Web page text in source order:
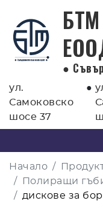
●
ул.
Самоковско
шосе 37
●
Начало
Полиращи
дискове за